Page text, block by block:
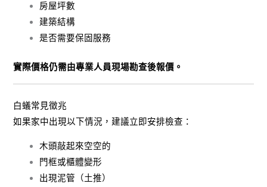
房屋坪數
建築結構
是否需要保固服務
實際價格仍需由專業人員現場勘查後報價。
白蟻常見徵兆
如果家中出現以下情況，建議立即安排檢查：
木頭敲起來空空的
門框或櫃體變形
出現泥管（土推）